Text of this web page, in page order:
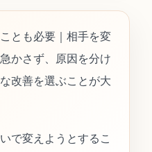
とも必要｜相手を変
かさず、原因を分け
改善を選ぶことが大
で変えようとするこ